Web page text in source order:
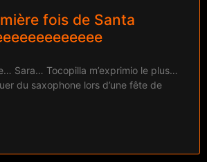
fois de Santa
Sara… Tocopilla m’exprimio le plus…
du saxophone lors d’une fête de